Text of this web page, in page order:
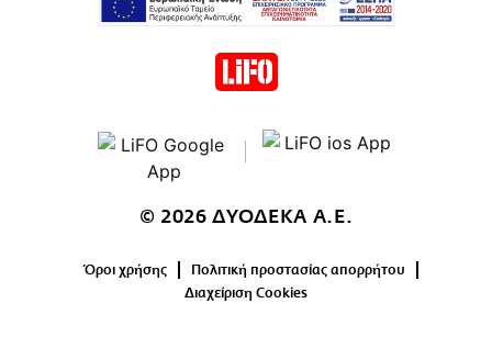
© 2026 ΔΥΟΔΕΚΑ Α.Ε.
Όροι χρήσης
Πολιτική προστασίας απορρήτου
Διαχείριση Cookies